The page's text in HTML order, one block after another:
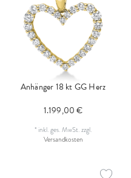
Anhänger 18 kt GG Herz
1.199,00 €
* inkl. ges. MwSt.zzgl.
Versandkosten